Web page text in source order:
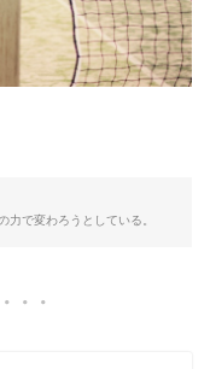
力で変わろうとしている。